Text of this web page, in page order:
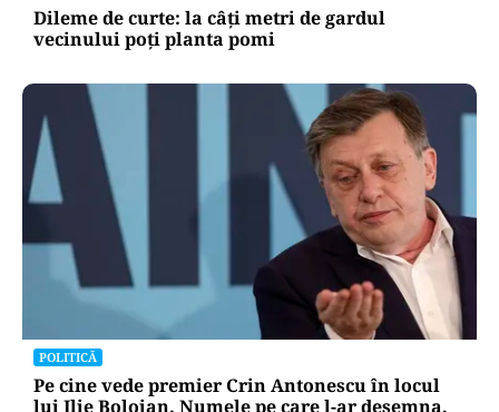
Dileme de curte: la câți metri de gardul
vecinului poți planta pomi
POLITICĂ
Pe cine vede premier Crin Antonescu în locul
lui Ilie Bolojan. Numele pe care l-ar desemna,